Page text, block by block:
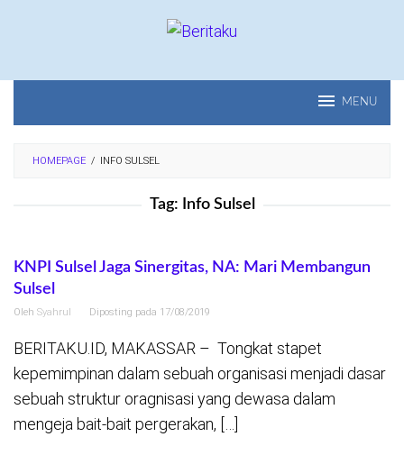
MENU
HOMEPAGE / INFO SULSEL
Tag: Info Sulsel
KNPI Sulsel Jaga Sinergitas, NA: Mari Membangun
Sulsel
Oleh Syahrul Diposting pada 17/08/2019
BERITAKU.ID, MAKASSAR – Tongkat stapet
kepemimpinan dalam sebuah organisasi menjadi dasar
sebuah struktur oragnisasi yang dewasa dalam
mengeja bait-bait pergerakan, […]